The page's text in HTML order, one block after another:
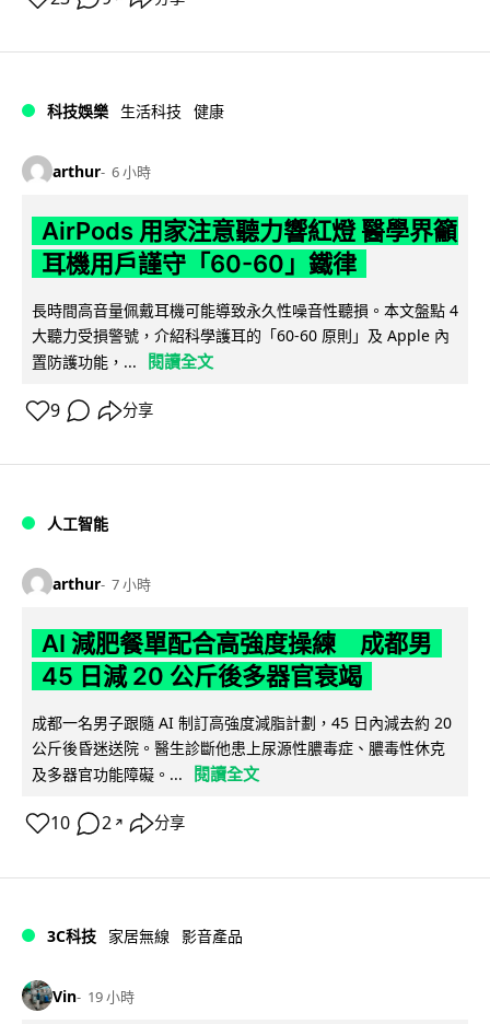
科技娛樂 生活科技 健康
arthur 6 小時
AirPods 用家注意聽力響紅燈 醫學界籲
耳機用戶謹守「60-60」鐵律
長時間高音量佩戴耳機可能導致永久性噪音性聽損。本文盤點 4
大聽力受損警號，介紹科學護耳的「60-60 原則」及 Apple 內
置防護功能，...
閱讀全文
9 分享
人工智能
arthur 7 小時
AI 減肥餐單配合高強度操練 成都男
45 日減 20 公斤後多器官衰竭
成都一名男子跟隨 AI 制訂高強度減脂計劃，45 日內減去約 20
公斤後昏迷送院。醫生診斷他患上尿源性膿毒症、膿毒性休克
及多器官功能障礙。...
閱讀全文
10 2 ↗ 分享
3C科技 家居無線 影音產品
Vin 19 小時